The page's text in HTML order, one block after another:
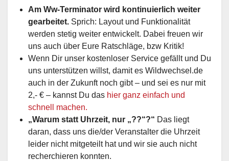
Am Ww-Terminator wird kontinuierlich weiter
gearbeitet. Sprich: Layout und Funktionalität
werden stetig weiter entwickelt. Dabei freuen wir
uns auch über Eure Ratschläge, bzw Kritik!
Wenn Dir unser kostenloser Service gefällt und Du
uns unterstützen willst, damit es Wildwechsel.de
auch in der Zukunft noch gibt – und sei es nur mit
2,- € – kannst Du das hier ganz einfach und
schnell machen.
„Warum statt Uhrzeit, nur „??“?“ Das liegt
daran, dass uns die/der Veranstalter die Uhrzeit
leider nicht mitgeteilt hat und wir sie auch nicht
recherchieren konnten.